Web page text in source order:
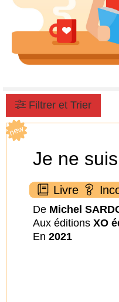
Filtrer et Trier
new
Livre
De Michel
Aux éditions XO
En 2021